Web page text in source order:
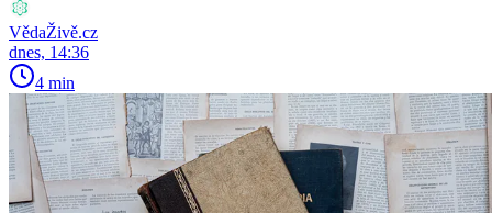
VědaŽivě.cz
dnes, 14:36
4 min